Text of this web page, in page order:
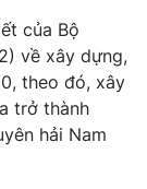
có sự chấp
hành lại
của Bộ
về xây dựng,
theo đó, xây
trở thành
hải Nam